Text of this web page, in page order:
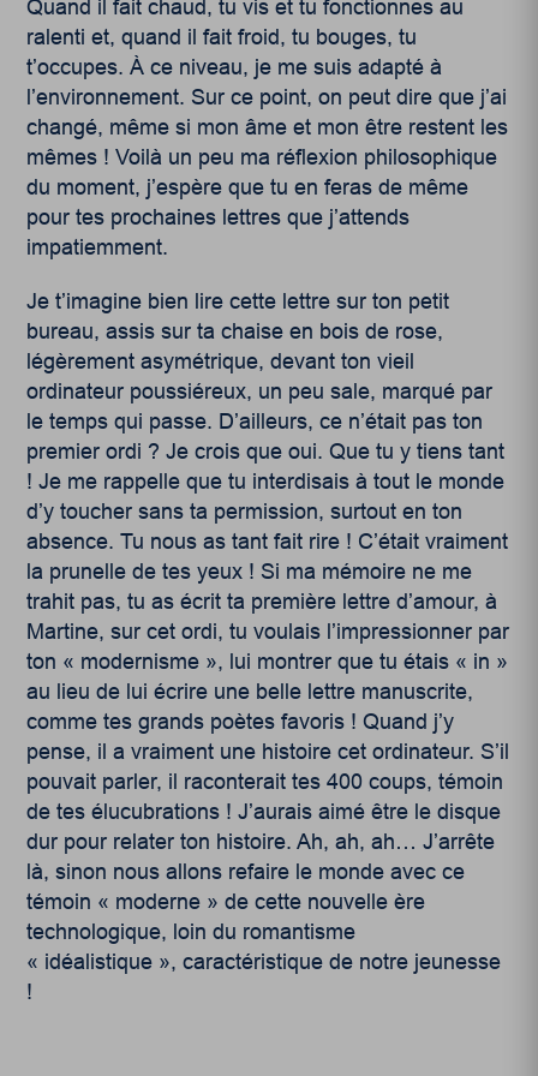
Quand il fait chaud, tu vis et tu fonctionnes au
ralenti et, quand il fait froid, tu bouges, tu
t’occupes. À ce niveau, je me suis adapté à
l’environnement. Sur ce point, on peut dire que j’ai
changé, même si mon âme et mon être restent les
mêmes ! Voilà un peu ma réflexion philosophique
du moment, j’espère que tu en feras de même
pour tes prochaines lettres que j’attends
impatiemment.
Je t’imagine bien lire cette lettre sur ton petit
bureau, assis sur ta chaise en bois de rose,
légèrement asymétrique, devant ton vieil
ordinateur poussiéreux, un peu sale, marqué par
le temps qui passe. D’ailleurs, ce n’était pas ton
premier ordi ? Je crois que oui. Que tu y tiens tant
! Je me rappelle que tu interdisais à tout le monde
d’y toucher sans ta permission, surtout en ton
absence. Tu nous as tant fait rire ! C’était vraiment
la prunelle de tes yeux ! Si ma mémoire ne me
trahit pas, tu as écrit ta première lettre d’amour, à
Martine, sur cet ordi, tu voulais l’impressionner par
ton « modernisme », lui montrer que tu étais « in »
au lieu de lui écrire une belle lettre manuscrite,
comme tes grands poètes favoris ! Quand j’y
pense, il a vraiment une histoire cet ordinateur. S’il
pouvait parler, il raconterait tes 400 coups, témoin
de tes élucubrations ! J’aurais aimé être le disque
dur pour relater ton histoire. Ah, ah, ah… J’arrête
là, sinon nous allons refaire le monde avec ce
témoin « moderne » de cette nouvelle ère
technologique, loin du romantisme
« idéalistique », caractéristique de notre jeunesse
!